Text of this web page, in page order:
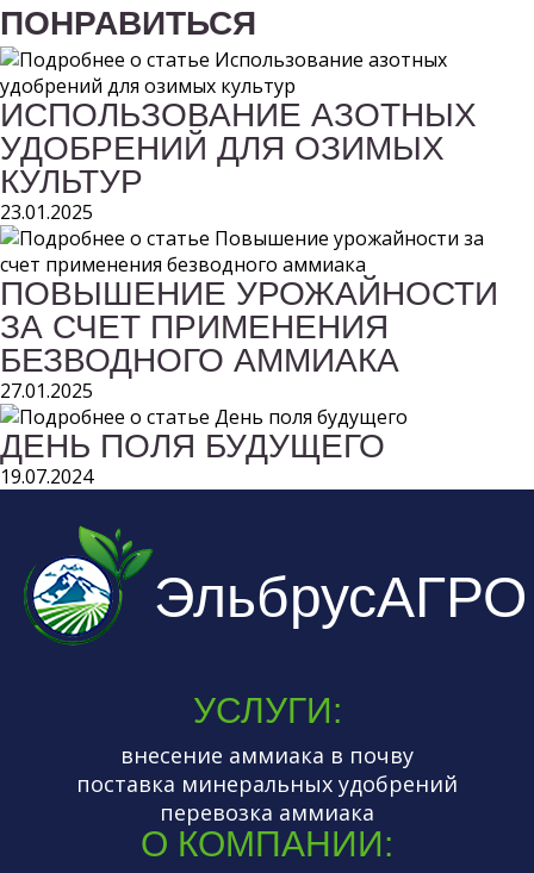
ПОНРАВИТЬСЯ
ИСПОЛЬЗОВАНИЕ АЗОТНЫХ
УДОБРЕНИЙ ДЛЯ ОЗИМЫХ
КУЛЬТУР
23.01.2025
ПОВЫШЕНИЕ УРОЖАЙНОСТИ
ЗА СЧЕТ ПРИМЕНЕНИЯ
БЕЗВОДНОГО АММИАКА
27.01.2025
ДЕНЬ ПОЛЯ БУДУЩЕГО
19.07.2024
ЭльбрусАГРО
УСЛУГИ:
внесение аммиака в почву
поставка минеральных удобрений
перевозка аммиака
О КОМПАНИИ: